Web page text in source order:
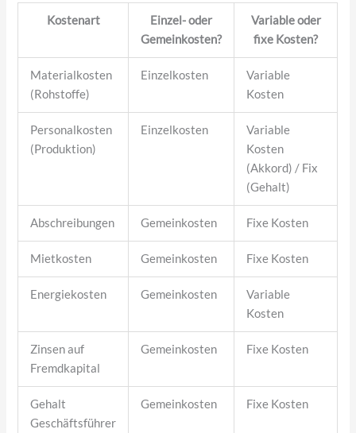
Kostenart
Einzel- oder
Gemeinkosten?
Variable oder
fixe Kosten?
Materialkosten
(Rohstoffe)
Einzelkosten
Variable
Kosten
Personalkosten
(Produktion)
Einzelkosten
Variable
Kosten
(Akkord) / Fix
(Gehalt)
Abschreibungen Gemeinkosten Fixe Kosten
Mietkosten Gemeinkosten Fixe Kosten
Energiekosten Gemeinkosten
Variable
Kosten
Zinsen auf
Fremdkapital
Gemeinkosten Fixe Kosten
Gehalt
Geschäftsführer
Gemeinkosten Fixe Kosten